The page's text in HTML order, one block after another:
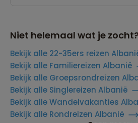
Niet helemaal wat je
Bekijk alle 22-35ers reizen
Bekijk alle Familiereizen Albanië
Bekijk alle Groepsrondreizen
Bekijk alle Singlereizen Albanië
Bekijk alle Wandelvakanties
Bekijk alle Rondreizen Albanië